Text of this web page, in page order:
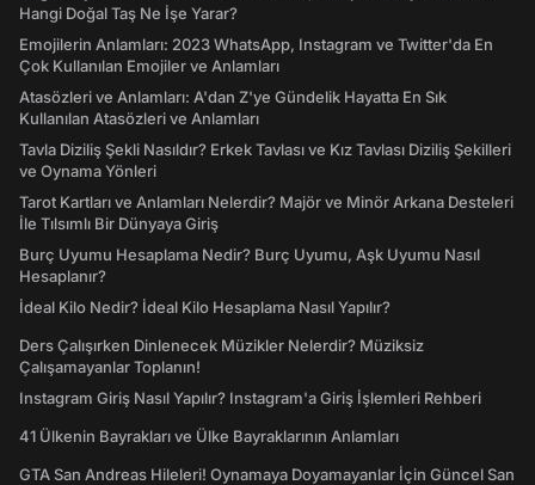
Hangi Doğal Taş Ne İşe Yarar?
Emojilerin Anlamları: 2023 WhatsApp, Instagram ve Twitter'da En
Çok Kullanılan Emojiler ve Anlamları
Atasözleri ve Anlamları: A'dan Z'ye Gündelik Hayatta En Sık
Kullanılan Atasözleri ve Anlamları
Tavla Diziliş Şekli Nasıldır? Erkek Tavlası ve Kız Tavlası Diziliş Şekilleri
ve Oynama Yönleri
Tarot Kartları ve Anlamları Nelerdir? Majör ve Minör Arkana Desteleri
İle Tılsımlı Bir Dünyaya Giriş
Burç Uyumu Hesaplama Nedir? Burç Uyumu, Aşk Uyumu Nasıl
Hesaplanır?
İdeal Kilo Nedir? İdeal Kilo Hesaplama Nasıl Yapılır?
Ders Çalışırken Dinlenecek Müzikler Nelerdir? Müziksiz
Çalışamayanlar Toplanın!
Instagram Giriş Nasıl Yapılır? Instagram'a Giriş İşlemleri Rehberi
41 Ülkenin Bayrakları ve Ülke Bayraklarının Anlamları
GTA San Andreas Hileleri! Oynamaya Doyamayanlar İçin Güncel San